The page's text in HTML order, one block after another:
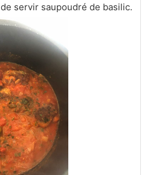
servir saupoudré de basilic.